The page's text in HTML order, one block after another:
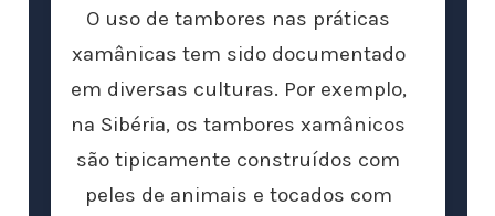
O uso de tambores nas práticas
xamânicas tem sido documentado
em diversas culturas. Por exemplo,
na Sibéria, os tambores xamânicos
são tipicamente construídos com
peles de animais e tocados com